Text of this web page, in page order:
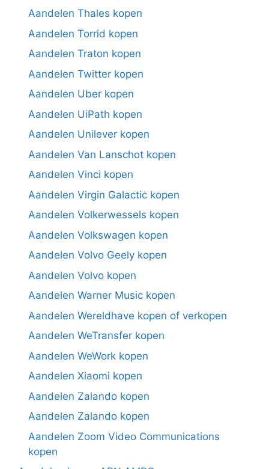
Aandelen Thales kopen
Aandelen Torrid kopen
Aandelen Traton kopen
Aandelen Twitter kopen
Aandelen Uber kopen
Aandelen UiPath kopen
Aandelen Unilever kopen
Aandelen Van Lanschot kopen
Aandelen Vinci kopen
Aandelen Virgin Galactic kopen
Aandelen Volkerwessels kopen
Aandelen Volkswagen kopen
Aandelen Volvo Geely kopen
Aandelen Volvo kopen
Aandelen Warner Music kopen
Aandelen Wereldhave kopen of verkopen
Aandelen WeTransfer kopen
Aandelen WeWork kopen
Aandelen Xiaomi kopen
Aandelen Zalando kopen
Aandelen Zalando kopen
Aandelen Zoom Video Communications
kopen